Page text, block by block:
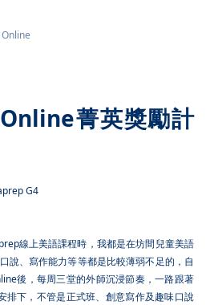
Online菁英獎勵計
G4
線上美語課程時，我都是在坊間兒童美語
說、寫作能力等等都是比較薄弱不足的，自
後，每周三堂的外師沉浸節奏，一路跟著
排下，不管是正式班、創意寫作及趣味口說